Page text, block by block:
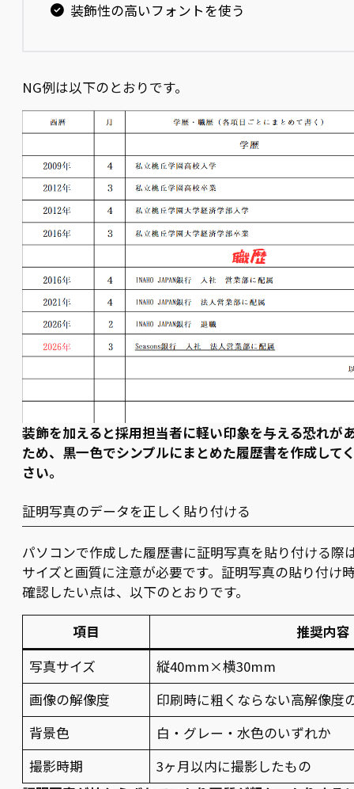
装飾性の高いフォントを使う
NG例は以下のとおりです。
装飾を加えると採用担当者に軽い印象を与える恐れが
ため、黒一色でシンプルにまとめた履歴書を作成して
さい。
証明写真のデータを正しく貼り付ける
パソコンで作成した履歴書に証明写真を貼り付ける際
サイズと画質に注意が必要です。証明写真の貼り付け
確認したい点は、以下のとおりです。
項目
推奨内容
写真サイズ
縦40mm×横30mm
画像の解像度
印刷時に粗くならない高解像度
背景色
白・グレー・水色のいずれか
撮影時期
3ヶ月以内に撮影したもの